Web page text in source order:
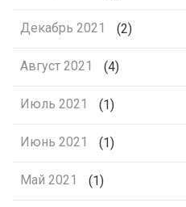
Декабрь 2021 (2)
Август 2021 (4)
Июль 2021 (1)
Июнь 2021 (1)
Май 2021 (1)